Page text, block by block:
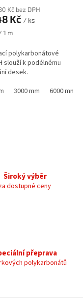
Kč bez DPH
Kč / ks
1 m
polykarbonátové
slouží k podélnému
desek.
3000 mm 6000 mm
Široký výběr
dostupné ceny
přeprava
polykarbonátů